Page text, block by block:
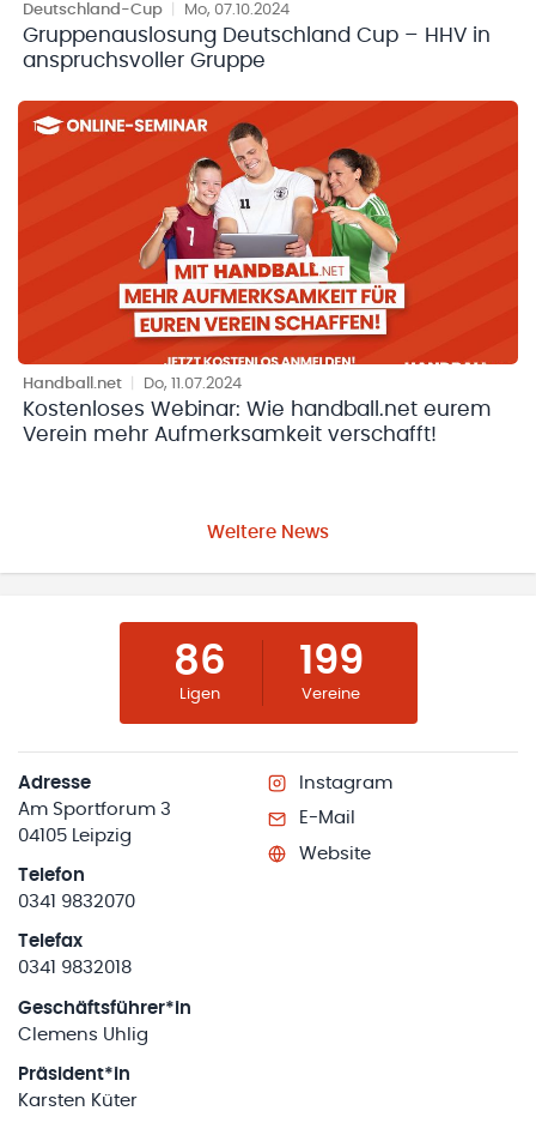
Deutschland-Cup Mo, 07.10.2024
Gruppenauslosung Deutschland Cup – HHV in
anspruchsvoller Gruppe
Handball.net Do, 11.07.2024
Kostenloses Webinar: Wie handball.net eurem
Verein mehr Aufmerksamkeit verschafft!
Weitere News
86
Ligen
199
Vereine
Adresse
Am Sportforum 3
04105 Leipzig
Telefon
0341 9832070
Telefax
0341 9832018
Geschäftsführer*in
Clemens Uhlig
Präsident*in
Karsten Küter
Instagram
E-Mail
Website